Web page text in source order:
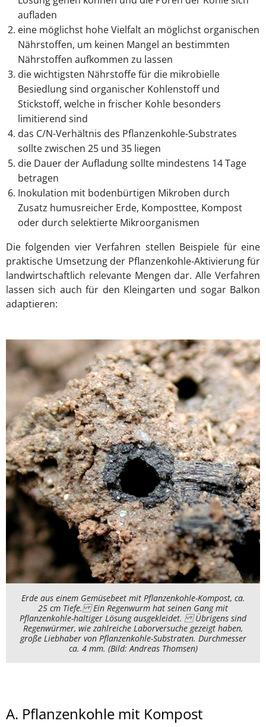
aufladen
eine möglichst hohe Vielfalt an möglichst organischen
Nährstoffen, um keinen Mangel an bestimmten
Nährstoffen aufkommen zu lassen
die wichtigsten Nährstoffe für die mikrobielle
Besiedlung sind organischer Kohlenstoff und
Stickstoff, welche in frischer Kohle besonders
limitierend sind
das C/N-Verhältnis des Pflanzenkohle-Substrates
sollte zwischen 25 und 35 liegen
die Dauer der Aufladung sollte mindestens 14 Tage
betragen
Inokulation mit bodenbürtigen Mikroben durch
Zusatz humusreicher Erde, Komposttee, Kompost
oder durch selektierte Mikroorganismen
Die folgenden vier Verfahren stellen Beispiele für eine
praktische Umsetzung der Pflanzenkohle-Aktivierung für
landwirtschaftlich relevante Mengen dar. Alle Verfahren
lassen sich auch für den Kleingarten und sogar Balkon
adaptieren:
Erde aus einem Gemüsebeet mit Pflanzenkohle-Kompost, ca.
25 cm Tiefe. Ein Regenwurm hat seinen Gang mit
Pflanzenkohle-haltiger Lösung ausgekleidet. Übrigens sind
Regenwürmer, wie zahlreiche Laborversuche gezeigt haben,
große Liebhaber von Pflanzenkohle-Substraten. Durchmesser
ca. 4 mm. (Bild: Andreas Thomsen)
A. Pflanzenkohle mit Kompost